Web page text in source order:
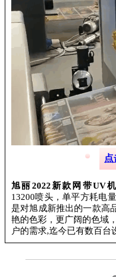
旭丽2022新款网带UV
13200喷头，单平方耗电
是对旭成新推出的一款高
艳的色彩，更广阔的色域
户的需求,迄今已有数百台